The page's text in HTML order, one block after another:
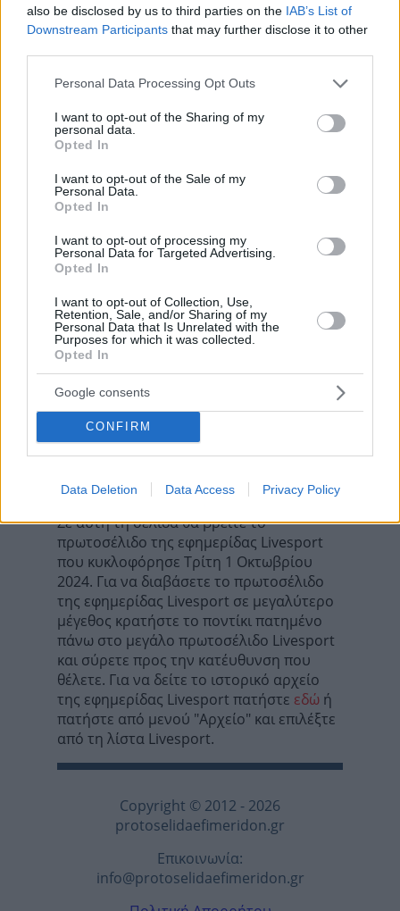
also be disclosed by us to third parties on the IAB’s List of
Downstream Participants that may further disclose it to other
Please note that this website/app uses one or more Google
not limited to your visit or usage behaviour. You may click to
grant or deny consent to Google and its third-party tags to
use your data for below specified purposes in below Google
consent section.
Personal Data Processing Opt Outs
I want to opt-out of the Sharing of my
personal data.
Opted In
I want to opt-out of the Sale of my
Personal Data.
Opted In
I want to opt-out of processing my
Personal Data for Targeted Advertising.
Opted In
I want to opt-out of Collection, Use,
Retention, Sale, and/or Sharing of my
Personal Data that Is Unrelated with the
Purposes for which it was collected.
Opted In
Google consents
CONFIRM
Data Deletion Data Access Privacy Policy
Προηγούμενη
Business Today
Sportday
Τα σχόλια έχουν απενεργοποιηθεί για
Σε αυτή τη σελίδα θα βρείτε το
πρωτοσέλιδο της εφημερίδας Livesport
που κυκλοφόρησε Τρίτη 1 Οκτωβρίου
2024. Για να διαβάσετε το πρωτοσέλιδο
της εφημερίδας Livesport σε μεγαλύτερο
μέγεθος κρατήστε το ποντίκι πατημένο
πάνω στο μεγάλο πρωτοσέλιδο Livesport
και σύρετε προς την κατέυθυνση που
θέλετε. Για να δείτε το ιστορικό αρχείο
της εφημερίδας Livesport πατήστε εδώ ή
πατήστε από μενού "Αρχείο" και επιλέξτε
από τη λίστα Livesport.
Copyright © 2012 - 2026
protoselidaefimeridon.gr
Επικοινωνία:
info@protoselidaefimeridon.gr